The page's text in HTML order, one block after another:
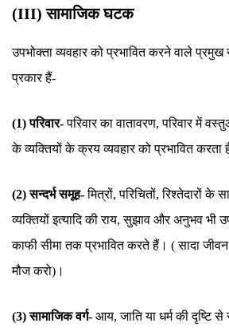
(III) सामाजिक घटक
उपभोक्ता व्यवहार को प्रभावित करने वाले
प्रकार हैं-
(1) परिवार-परिवार का वातावरण, परिवार में
के व्यक्तियों के क्रय व्यवहार को प्रभावित करता
(2) सन्दर्भ समूह-मित्रों, परिचितों, रिश्तेदारों
व्यक्तियों इत्यादि की राय, सुझाव और अनुभव भी
काफी सीमा तक प्रभावित करते हैं। ( सादा
मौज करो)।
(3) सामाजिक वर्ग- आय, जाति या धर्म की दृष्टि से